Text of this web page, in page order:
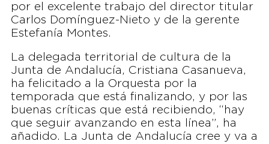
por el excelente trabajo del director titular
Carlos Domínguez-Nieto y de la gerente
Estefanía Montes.
La delegada territorial de cultura de la
Junta de Andalucía, Cristiana Casanueva,
ha felicitado a la Orquesta por la
temporada que está finalizando, y por las
buenas críticas que está recibiendo, “hay
que seguir avanzando en esta línea”, ha
añadido. La Junta de Andalucía cree y va a